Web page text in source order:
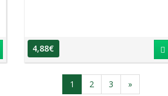
4,88€
1 2 3 »